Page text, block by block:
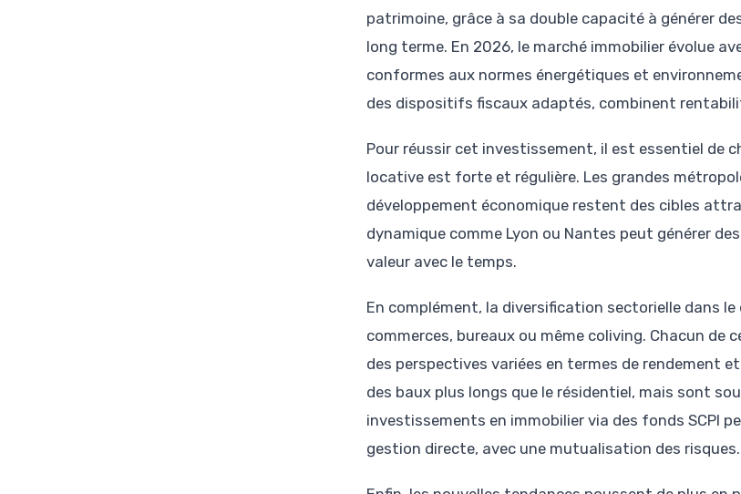
patrimoine, grâce à sa double capacité à générer
long terme. En 2026, le marché immobilier évolue
conformes aux normes énergétiques et
des dispositifs fiscaux adaptés, combinent
Pour réussir cet investissement, il est essentiel de
locative est forte et régulière. Les grandes
développement économique restent des cibles
dynamique comme Lyon ou Nantes peut générer
valeur avec le temps.
En complément, la diversification sectorielle dans
commerces, bureaux ou même coliving. Chacun
des perspectives variées en termes de rendement
des baux plus longs que le résidentiel, mais sont
investissements en immobilier via des fonds SCPI
gestion directe, avec une mutualisation des risques.